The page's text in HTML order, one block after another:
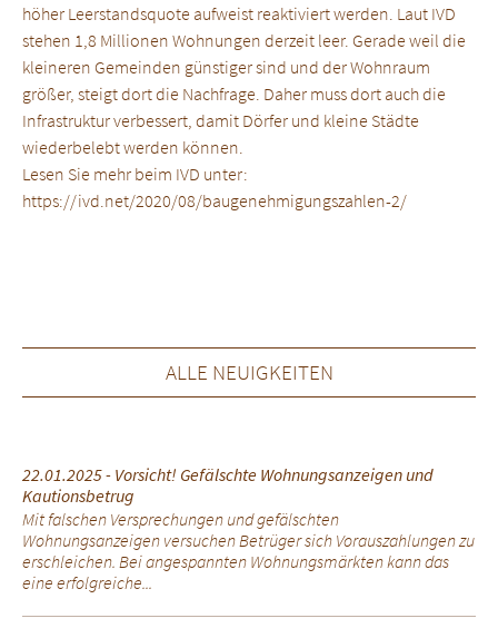
höher Leerstandsquote aufweist reaktiviert werden. Laut IVD
stehen 1,8 Millionen Wohnungen derzeit leer. Gerade weil die
kleineren Gemeinden günstiger sind und der Wohnraum
größer, steigt dort die Nachfrage. Daher muss dort auch die
Infrastruktur verbessert, damit Dörfer und kleine Städte
wiederbelebt werden können.
Lesen Sie mehr beim IVD unter:
https://ivd.net/2020/08/baugenehmigungszahlen-2/
ALLE NEUIGKEITEN
22.01.2025 - Vorsicht! Gefälschte Wohnungsanzeigen und
Kautionsbetrug
Mit falschen Versprechungen und gefälschten
Wohnungsanzeigen versuchen Betrüger sich Vorauszahlungen zu
erschleichen. Bei angespannten Wohnungsmärkten kann das
eine erfolgreiche...